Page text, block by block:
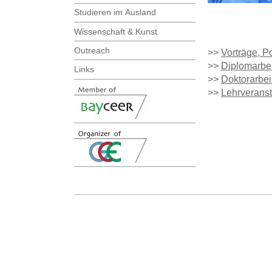
Studieren im Ausland
Wissenschaft & Kunst
Outreach
Links
>> Vorträge,
>>
>>
>>